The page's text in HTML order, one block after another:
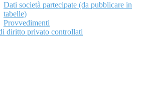
Dati società partecipate (da pubblicare in
tabelle)
Provvedimenti
diritto privato controllati